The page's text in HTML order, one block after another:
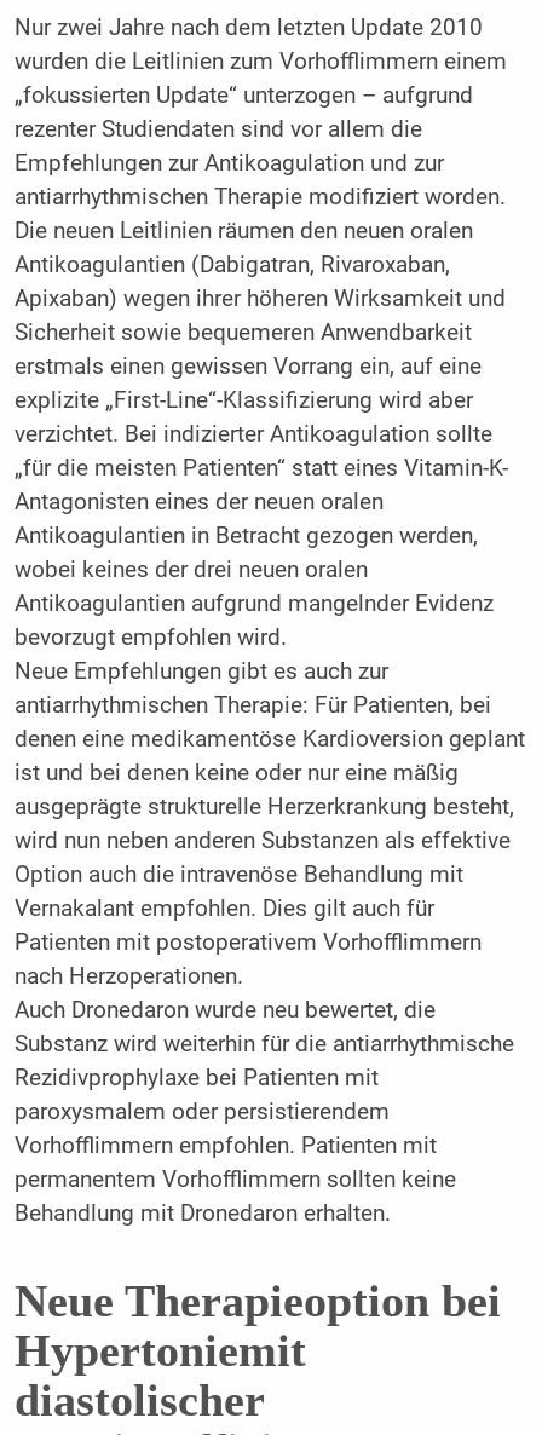
Nur zwei Jahre nach dem letzten Update 2010
wurden die Leitlinien zum Vorhofflimmern einem
„fokussierten Update“ unterzogen – aufgrund
rezenter Studiendaten sind vor allem die
Empfehlungen zur Antikoagulation und zur
antiarrhythmischen Therapie modifiziert worden.
Die neuen Leitlinien räumen den neuen oralen
Antikoagulantien (Dabigatran, Rivaroxaban,
Apixaban) wegen ihrer höheren Wirksamkeit und
Sicherheit sowie bequemeren Anwendbarkeit
erstmals einen gewissen Vorrang ein, auf eine
explizite „First-Line“-Klassifizierung wird aber
verzichtet. Bei indizierter Antikoagulation sollte
„für die meisten Patienten“ statt eines Vitamin-K-
Antagonisten eines der neuen oralen
Antikoagulantien in Betracht gezogen werden,
wobei keines der drei neuen oralen
Antikoagulantien aufgrund mangelnder Evidenz
bevorzugt empfohlen wird.
Neue Empfehlungen gibt es auch zur
antiarrhythmischen Therapie: Für Patienten, bei
denen eine medikamentöse Kardioversion geplant
ist und bei denen keine oder nur eine mäßig
ausgeprägte strukturelle Herzerkrankung besteht,
wird nun neben anderen Substanzen als effektive
Option auch die intravenöse Behandlung mit
Vernakalant empfohlen. Dies gilt auch für
Patienten mit postoperativem Vorhofflimmern
nach Herzoperationen.
Auch Dronedaron wurde neu bewertet, die
Substanz wird weiterhin für die antiarrhythmische
Rezidivprophylaxe bei Patienten mit
paroxysmalem oder persistierendem
Vorhofflimmern empfohlen. Patienten mit
permanentem Vorhofflimmern sollten keine
Behandlung mit Dronedaron erhalten.
Neue Therapieoption bei
Hypertoniemit
diastolischer